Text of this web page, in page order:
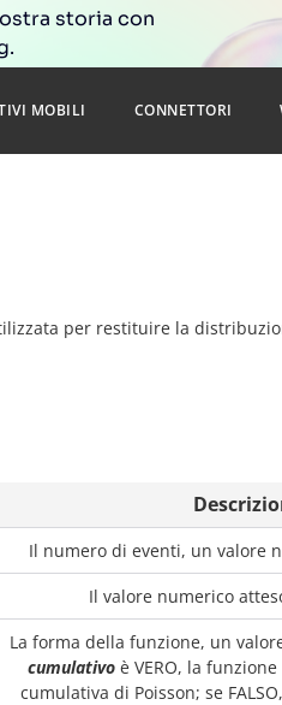
storia con
MOBILI CONNETTORI
per restituire la
Il numero di eventi, un valore
Il valore numerico
La forma della funzione, un valore
cumulativo è VERO, la
cumulativa di Poisson; se